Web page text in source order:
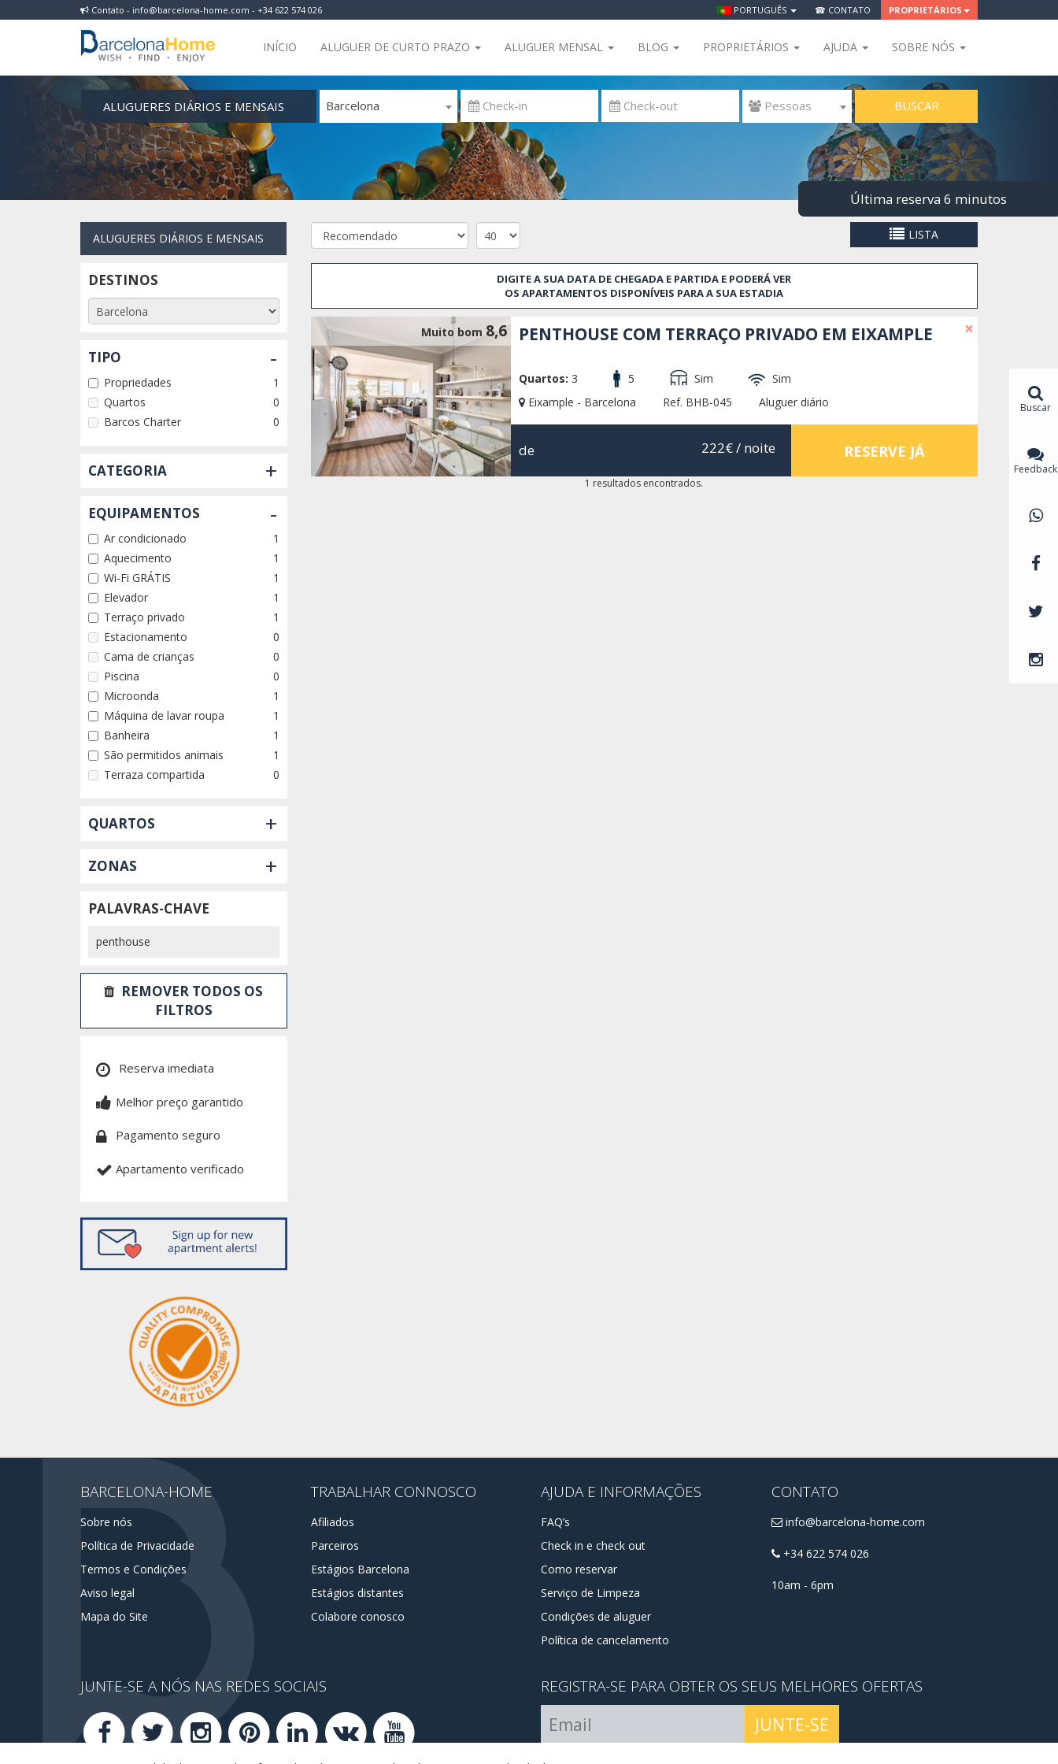
Contato - info@barcelona-home.com - +34 622 574 026 PORTUGUÊS ☎ CONTATO PROPRIETÁRIOS
INÍCIO ALUGUER DE CURTO PRAZO ALUGUER MENSAL BLOG PROPRIETÁRIOS AJUDA SOBRE NÓS
ALUGUERES DIÁRIOS E MENSAIS Barcelona  Pessoas BUSCAR
ALUGUERES DIÁRIOS E MENSAIS
DESTINOS
TIPO -
Propriedades
1
Quartos
0
Barcos Charter
0
CATEGORIA +
EQUIPAMENTOS -
Ar condicionado
1
Aquecimento
1
Wi-Fi GRÁTIS
1
Elevador
1
Terraço privado
1
Estacionamento
0
Cama de crianças
0
Piscina
0
Microonda
1
Máquina de lavar roupa
1
Banheira
1
São permitidos animais
1
Terraza compartida
0
QUARTOS +
ZONAS +
PALAVRAS-CHAVE
REMOVER TODOS OS
FILTROS
Reserva imediata
Melhor preço garantido
Pagamento seguro
Apartamento verificado
LISTA
DIGITE A SUA DATA DE CHEGADA E PARTIDA E PODERÁ VER
OS APARTAMENTOS DISPONÍVEIS PARA A SUA ESTADIA
Muito bom 8,6 ×
PENTHOUSE COM TERRAÇO PRIVADO EM EIXAMPLE
Quartos: 3 5 Sim
Sim
Eixample - Barcelona
Ref. BHB-045 Aluguer diário
de 222€/ noite RESERVE JÁ
1 resultados encontrados.
Última reserva 6 minutos
BARCELONA-HOME
Sobre nós
Política de Privacidade
Termos e Condições
Aviso legal
Mapa do Site
TRABALHAR CONNOSCO
Afiliados
Parceiros
Estágios Barcelona
Estágios distantes
Colabore conosco
AJUDA E INFORMAÇÕES
FAQ’s
Check in e check out
Como reservar
Serviço de Limpeza
Condições de aluguer
Política de cancelamento
CONTATO
info@barcelona-home.com
+34 622 574 026
10am - 6pm
JUNTE-SE A NÓS NAS REDES SOCIAIS REGISTRA-SE PARA OBTER OS SEUS MELHORES OFERTAS
JUNTE-SE
Buscar
Feedback